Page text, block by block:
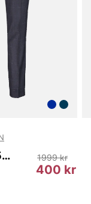
Tordon T64533 284
400 kr
1999 kr